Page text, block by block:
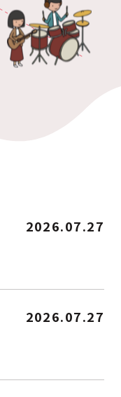
2026.07.27
2026.07.27